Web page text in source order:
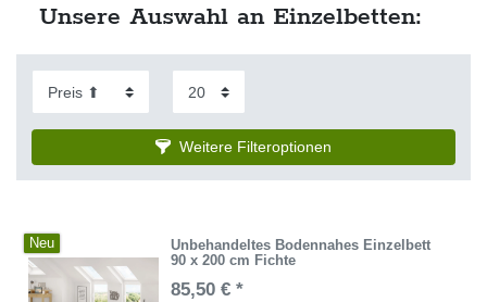
Unsere Auswahl an Einzelbetten:
Weitere Filteroptionen
Neu
Unbehandeltes Bodennahes Einzelbett
90 x 200 cm Fichte
85,50 € *